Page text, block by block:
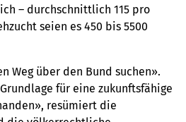
– durchschnittlich 115 pro
seien es 450 bis 5500
Weg über den Bund suchen».
für eine zukunftsfähige
resümiert die